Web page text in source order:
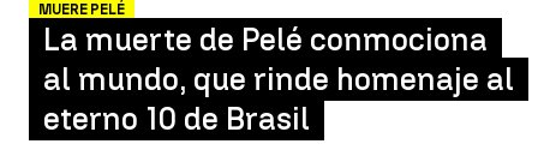
MUERE PELÉ
La muerte de Pelé conmociona
al mundo, que rinde homenaje al
eterno 10 de Brasil